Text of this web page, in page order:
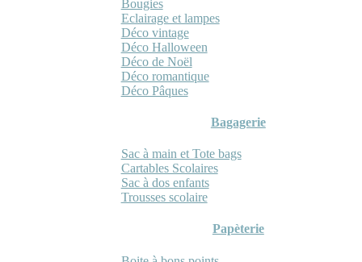
Bougies
Eclairage et lampes
Déco vintage
Déco Halloween
Déco de Noël
Déco romantique
Déco Pâques
Bagagerie
Sac à main et Tote bags
Cartables Scolaires
Sac à dos enfants
Trousses scolaire
Papèterie